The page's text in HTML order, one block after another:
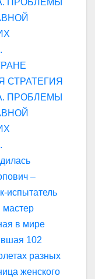
СТРАТЕГИЯ
ПРОБЛЕМЫ